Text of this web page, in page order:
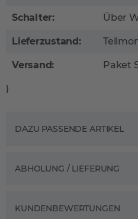
Schalter: Über
Lieferzustand:
Versand: Paket
}
DAZU PASSENDE ARTIKEL
ABHOLUNG / LIEFERUNG
KUNDENBEWERTUNGEN